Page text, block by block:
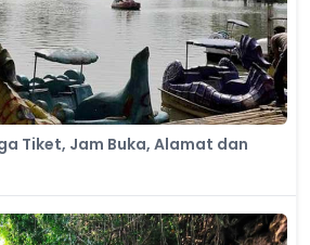
Tiket, Jam Buka, Alamat dan